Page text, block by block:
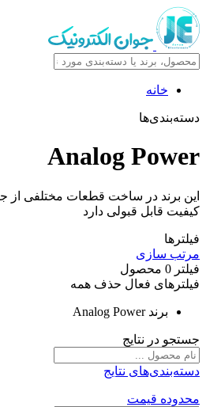
خانه
دسته‌بندی‌ها
Analog Power
این برند در ساخت قطعات مختلفی از
کیفیت قابل قبولی دارد
فیلترها
مرتب سازی
فیلتر 0 محصول
فیلترهای فعال حذف همه
برند Analog Power
جستجو در نتایج
دسته‌بندی‌های نتایج
محدوده قیمت